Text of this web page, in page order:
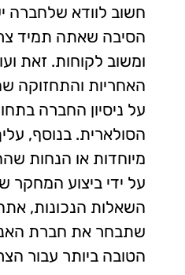
חשוב לוודא שלחברה
הסיבה שאתה תמיד
ומשוב לקוחות. זאת
האחריות והתחזוקה
על ניסיון החברה
הסולארית. בנוסף,
מיוחדות או הנחות
על ידי ביצוע המחקר
השאלות הנכונות,
שתבחר את חברת
הטובה ביותר עבור